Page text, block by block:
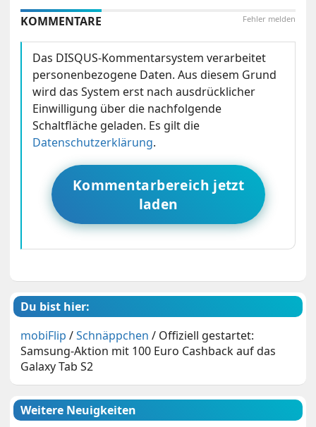
Fehler melden
KOMMENTARE
Das DISQUS-Kommentarsystem verarbeitet
personenbezogene Daten. Aus diesem Grund
wird das System erst nach ausdrücklicher
Einwilligung über die nachfolgende
Schaltfläche geladen. Es gilt die
Datenschutzerklärung.
Kommentarbereich jetzt
laden
Du bist hier:
mobiFlip /Schnäppchen / Offiziell gestartet:
Samsung-Aktion mit 100 Euro Cashback auf das
Galaxy Tab S2
Weitere Neuigkeiten